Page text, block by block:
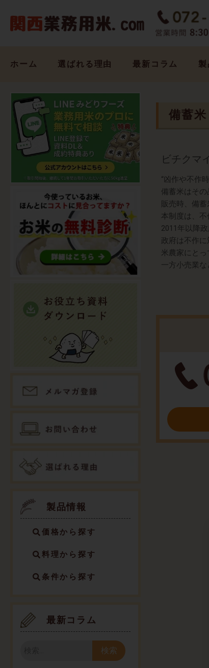
ホーム 選ばれる理由 最新コラム
製品情報
価格から探す
料理から探す
条件から探す
最新コラム
検索
備蓄米
ビチクマ
“凶作や不作
備蓄米はその
販売時、備
本制度は、
2011年以降
政府は不作に
米農家にと
一方小売業